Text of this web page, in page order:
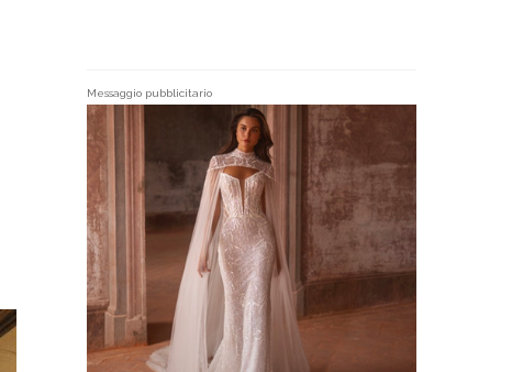
Messaggio pubblicitario